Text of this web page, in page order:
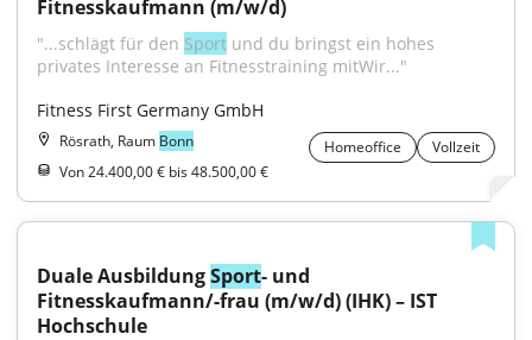
Fitnesskaufmann (m/w/d)
"...schlägt für den Sport und du bringst ein hohes
privates Interesse an Fitnesstraining mitWir..."
Fitness First Germany GmbH
Rösrath, Raum Bonn Homeoffice
Vollzeit
Von 24.400,00 € bis 48.500,00 €
Duale Ausbildung Sport- und
Fitnesskaufmann/-frau (m/w/d) (IHK) – IST
Hochschule